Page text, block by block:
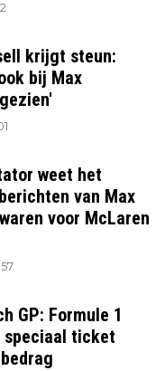
krijgt steun:
bij Max
weet het
van Max
voor McLaren
GP: Formule 1
ticket